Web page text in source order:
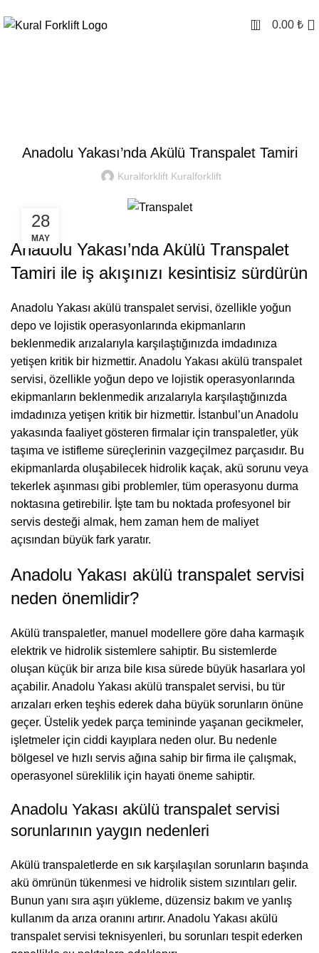
0 0.00 ₺
Anadolu Yakası’nda Akülü Transpalet Tamiri
Kuralforklift Kuralforklift
28
MAY
Anadolu Yakası’nda Akülü Transpalet
Tamiri ile iş akışınızı kesintisiz sürdürün
Anadolu Yakası akülü transpalet servisi, özellikle yoğun
depo ve lojistik operasyonlarında ekipmanların
beklenmedik arızalarıyla karşılaştığınızda imdadınıza
yetişen kritik bir hizmettir. Anadolu Yakası akülü transpalet
servisi, özellikle yoğun depo ve lojistik operasyonlarında
ekipmanların beklenmedik arızalarıyla karşılaştığınızda
imdadınıza yetişen kritik bir hizmettir. İstanbul’un Anadolu
yakasında faaliyet gösteren firmalar için transpaletler, yük
taşıma ve istifleme süreçlerinin vazgeçilmez parçasıdır. Bu
ekipmanlarda oluşabilecek hidrolik kaçak, akü sorunu veya
tekerlek aşınması gibi problemler, tüm operasyonu durma
noktasına getirebilir. İşte tam bu noktada profesyonel bir
servis desteği almak, hem zaman hem de maliyet
açısından büyük fark yaratır.
Anadolu Yakası akülü transpalet servisi
neden önemlidir?
Akülü transpaletler, manuel modellere göre daha karmaşık
elektrik ve hidrolik sistemlere sahiptir. Bu sistemlerde
oluşan küçük bir arıza bile kısa sürede büyük hasarlara yol
açabilir. Anadolu Yakası akülü transpalet servisi, bu tür
arızaları erken teşhis ederek daha büyük sorunların önüne
geçer. Üstelik yedek parça temininde yaşanan gecikmeler,
işletmeler için ciddi kayıplara neden olur. Bu nedenle
bölgesel ve hızlı servis ağına sahip bir firma ile çalışmak,
operasyonel süreklilik için hayati öneme sahiptir.
Anadolu Yakası akülü transpalet servisi
sorunlarının yaygın nedenleri
Akülü transpaletlerde en sık karşılaşılan sorunların başında
akü ömrünün tükenmesi ve hidrolik sistem sızıntıları gelir.
Bunun yanı sıra aşırı yükleme, düzensiz bakım ve yanlış
kullanım da arıza oranını artırır. Anadolu Yakası akülü
transpalet servisi teknisyenleri, bu sorunları tespit ederken